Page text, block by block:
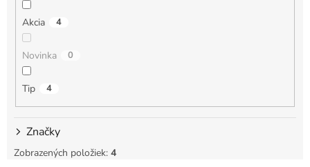
Akcia 4
Novinka 0
Tip 4
Značky
Zobrazených položiek: 4